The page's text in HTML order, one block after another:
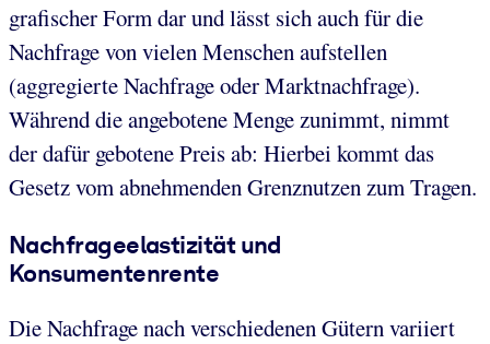
grafischer Form dar und lässt sich auch für die
Nachfrage von vielen Menschen aufstellen
(aggregierte Nachfrage oder Marktnachfrage).
Während die angebotene Menge zunimmt, nimmt
der dafür gebotene Preis ab: Hierbei kommt das
Gesetz vom abnehmenden Grenznutzen zum Tragen.
Nachfrageelastizität und
Konsumentenrente
Die Nachfrage nach verschiedenen Gütern variiert